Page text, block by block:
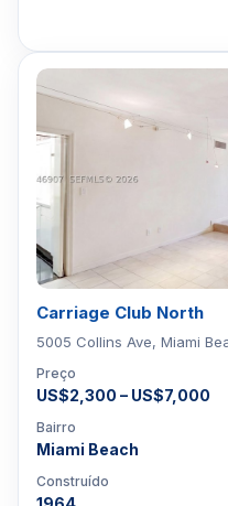
Carriage Club North
5005 Collins Ave, Miami
Preço
US$2,300 – US$7,000
Bairro
Miami Beach
Construído